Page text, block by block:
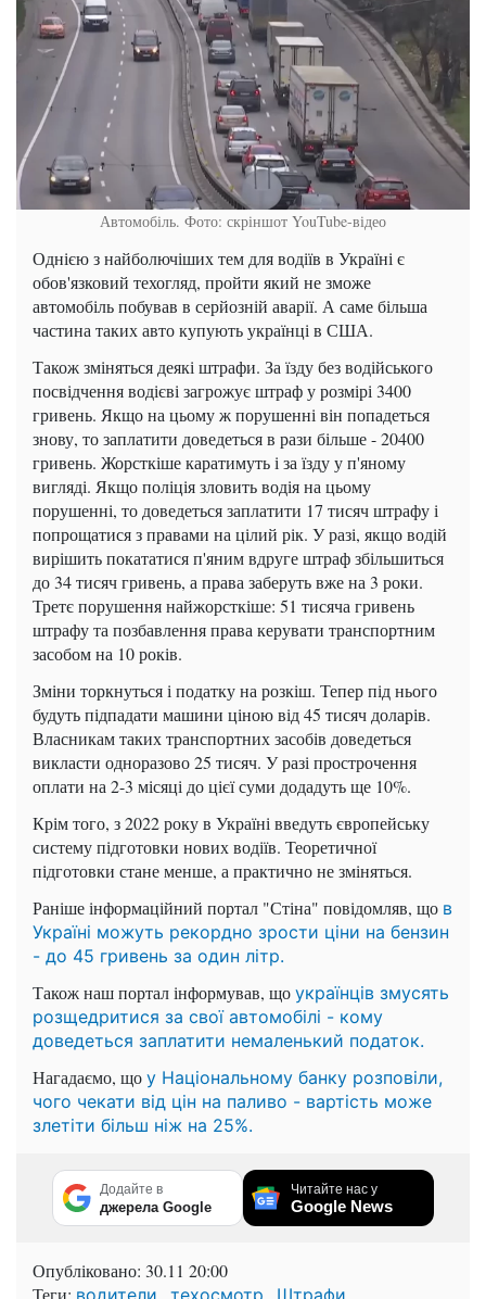
Автомобіль. Фото: скріншот YouTube-відео
Однією з найболючіших тем для водіїв в Україні є
обов'язковий техогляд, пройти який не зможе
автомобіль побував в серйозній аварії. А саме більша
частина таких авто купують українці в США.
Також зміняться деякі штрафи. За їзду без водійського
посвідчення водієві загрожує штраф у розмірі 3400
гривень. Якщо на цьому ж порушенні він попадеться
знову, то заплатити доведеться в рази більше - 20400
гривень. Жорсткіше каратимуть і за їзду у п'яному
вигляді. Якщо поліція зловить водія на цьому
порушенні, то доведеться заплатити 17 тисяч штрафу і
попрощатися з правами на цілий рік. У разі, якщо водій
вирішить покататися п'яним вдруге штраф збільшиться
до 34 тисяч гривень, а права заберуть вже на 3 роки.
Третє порушення найжорсткіше: 51 тисяча гривень
штрафу та позбавлення права керувати транспортним
засобом на 10 років.
Зміни торкнуться і податку на розкіш. Тепер під нього
будуть підпадати машини ціною від 45 тисяч доларів.
Власникам таких транспортних засобів доведеться
викласти одноразово 25 тисяч. У разі прострочення
оплати на 2-3 місяці до цієї суми додадуть ще 10%.
Крім того, з 2022 року в Україні введуть європейську
систему підготовки нових водіїв. Теоретичної
підготовки стане менше, а практично не зміняться.
Раніше інформаційний портал "Стіна" повідомляв, що в
Україні можуть рекордно зрости ціни на бензин
- до 45 гривень за один літр.
Також наш портал інформував, що українців змусять
розщедритися за свої автомобілі - кому
доведеться заплатити немаленький податок.
Нагадаємо, що у Національному банку розповіли,
чого чекати від цін на паливо - вартість може
злетіти більш ніж на 25%.
Додайте в
джерела Google
Читайте нас у
Google News
Опубліковано: 30.11 20:00
Теги: водители техосмотр Штрафи